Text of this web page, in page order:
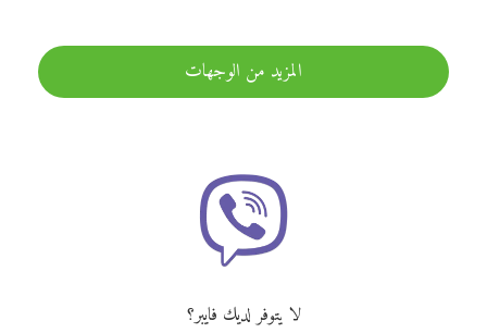
المزيد من الوجهات
لا يتوفر لديك فايبر؟